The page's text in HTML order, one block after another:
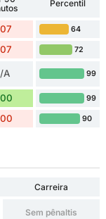
Percentil
64
72
A 99
99
90
Carreira
Sem pênaltis